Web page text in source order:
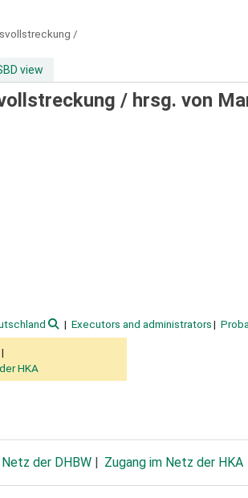
/
view
/ hrsg. von
Executors and administrators
HKA
der DHBW Zugang im Netz der HKA